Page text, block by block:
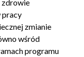
zdrowie
pracy
zmianie
wśród
programu